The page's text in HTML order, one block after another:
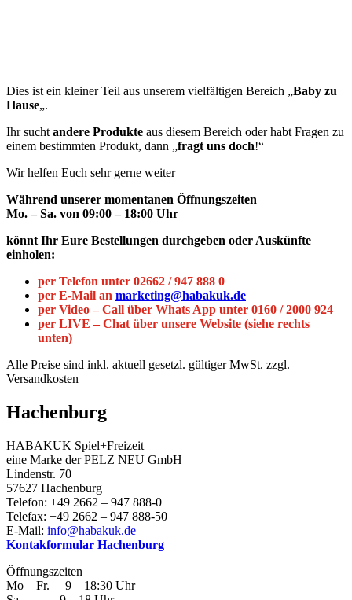
Dies ist ein kleiner Teil aus unserem vielfältigen Bereich „Baby zu
Hause„.
Ihr sucht andere Produkte aus diesem Bereich oder habt Fragen zu
einem bestimmten Produkt, dann „fragt uns doch!“
Wir helfen Euch sehr gerne weiter
Während unserer momentanen Öffnungszeiten
Mo. – Sa. von 09:00 – 18:00 Uhr
könnt Ihr Eure Bestellungen durchgeben oder Auskünfte
einholen:
per Telefon unter 02662 / 947 888 0
per E-Mail an marketing@habakuk.de
per Video – Call über Whats App unter 0160 / 2000 924
per LIVE – Chat über unsere Website (siehe rechts
unten)
Alle Preise sind inkl. aktuell gesetzl. gültiger MwSt. zzgl.
Versandkosten
Hachenburg
HABAKUK Spiel+Freizeit
eine Marke der PELZ NEU GmbH
Lindenstr. 70
57627 Hachenburg
Telefon: +49 2662 – 947 888-0
Telefax: +49 2662 – 947 888-50
E-Mail: info@habakuk.de
Kontakformular Hachenburg
Öffnungszeiten
Mo – Fr. 9 – 18:30 Uhr